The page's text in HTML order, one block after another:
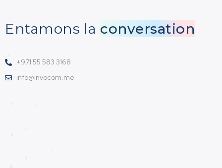
Entamons la conversation
+971 55 583 3168
info@invocom.me